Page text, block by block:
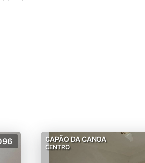
CAPÃO DA CANOA
CENTRO